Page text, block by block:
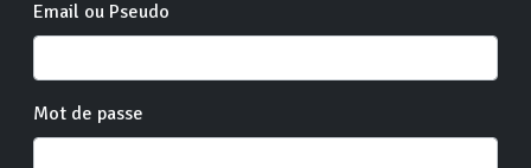
Email ou Pseudo
Mot de passe